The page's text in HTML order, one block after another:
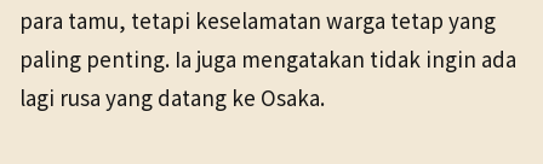
para tamu, tetapi keselamatan warga tetap yang
paling penting. Ia juga mengatakan tidak ingin ada
lagi rusa yang datang ke Osaka.